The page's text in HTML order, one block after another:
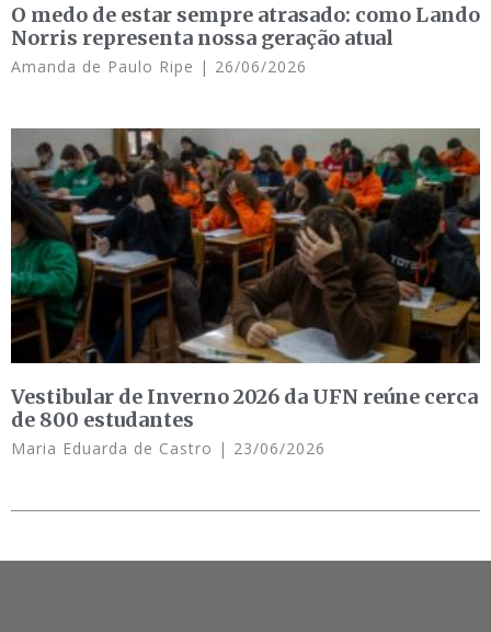
O medo de estar sempre atrasado: como Lando
Norris representa nossa geração atual
Amanda de Paulo Ripe 26/06/2026
Vestibular de Inverno 2026 da UFN reúne cerca
de 800 estudantes
Maria Eduarda de Castro 23/06/2026